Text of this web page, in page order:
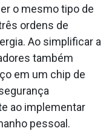
o mesmo tipo de
ordens de
Ao simplificar a
também
em um chip de
ao implementar
pessoal.